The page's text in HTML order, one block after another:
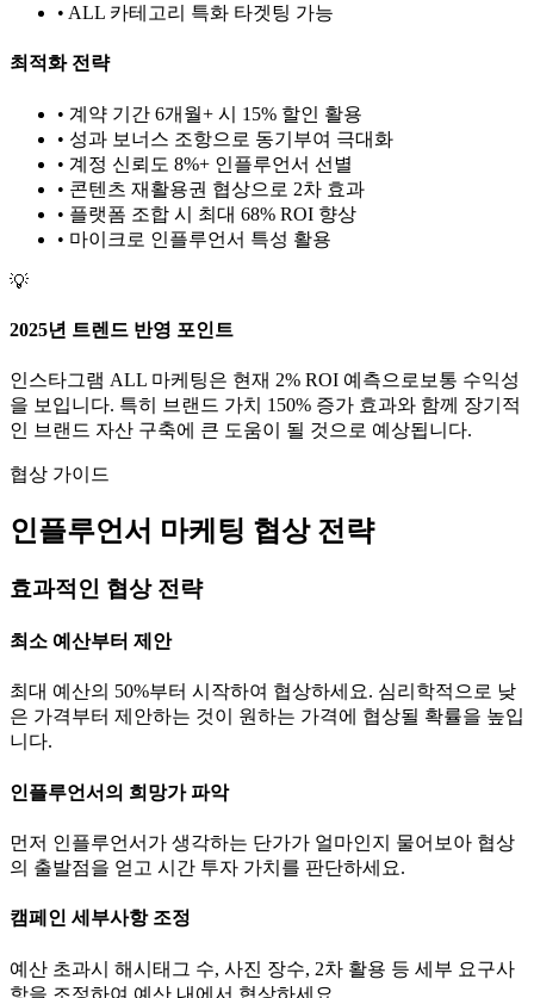
• ALL 카테고리 특화 타겟팅 가능
최적화 전략
• 계약 기간 6개월+ 시 15% 할인 활용
• 성과 보너스 조항으로 동기부여 극대화
• 계정 신뢰도 8%+ 인플루언서 선별
• 콘텐츠 재활용권 협상으로 2차 효과
• 플랫폼 조합 시 최대 68% ROI 향상
• 마이크로 인플루언서 특성 활용
💡
2025년 트렌드 반영 포인트
인스타그램 ALL 마케팅은 현재 2% ROI 예측으로 보통 수익성
을 보입니다. 특히 브랜드 가치
150% 증가 효과와 함께 장기적
인 브랜드 자산 구축에 큰 도움이 될 것으로 예상됩니다.
협상 가이드
인플루언서 마케팅 협상 전략
효과적인 협상 전략
최소 예산부터 제안
최대 예산의 50%부터 시작하여 협상하세요. 심리학적으로 낮
은 가격부터 제안하는 것이 원하는 가격에 협상될 확률을 높입
니다.
인플루언서의 희망가 파악
먼저 인플루언서가 생각하는 단가가 얼마인지 물어보아 협상
의 출발점을 얻고 시간 투자 가치를 판단하세요.
캠페인 세부사항 조정
예산 초과시 해시태그 수, 사진 장수, 2차 활용 등 세부 요구사
항을 조정하여 예산 내에서 협상하세요.